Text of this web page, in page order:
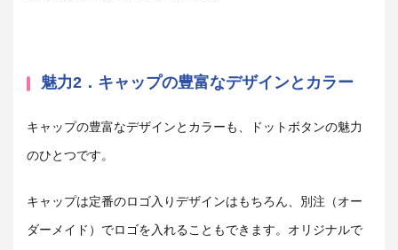
魅力2．キャップの豊富なデザインとカラー
キャップの豊富なデザインとカラーも、ドットボタンの魅力
のひとつです。
キャップは定番のロゴ入りデザインはもちろん、別注（オー
ダーメイド）でロゴを入れることもできます。オリジナルで